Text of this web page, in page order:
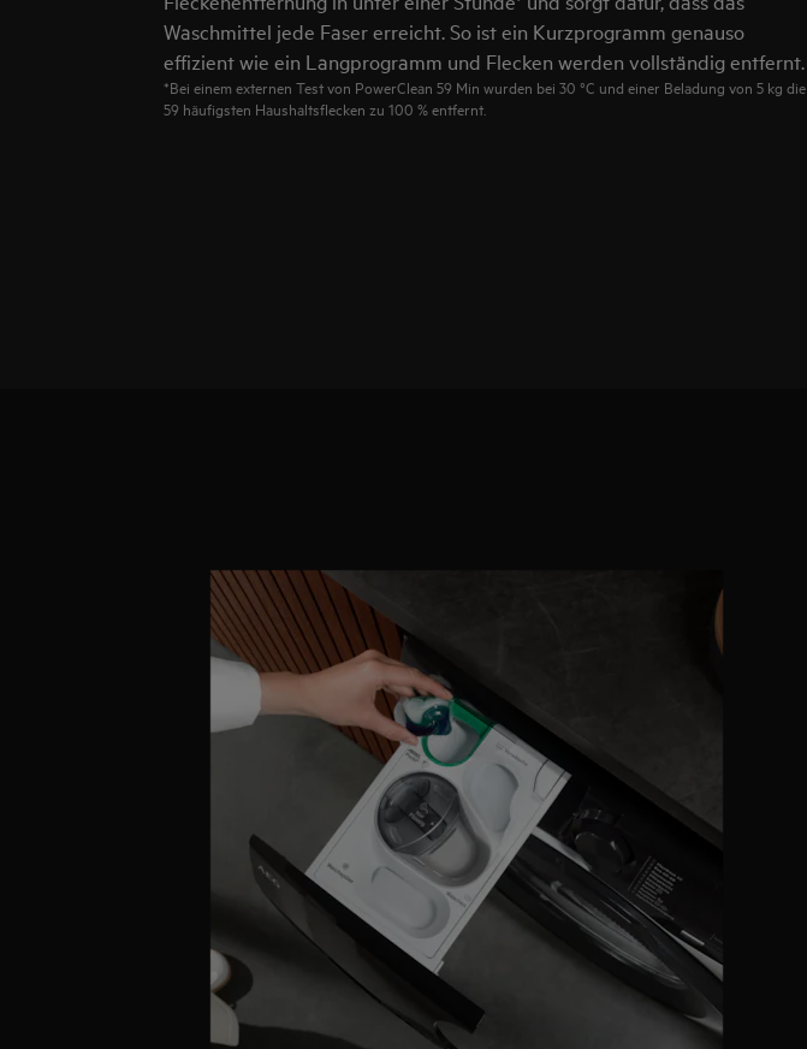
Waschmittel jede Faser erreicht. So ist ein Kurzprogramm genauso
effizient wie ein Langprogramm und Flecken werden vollständig entfernt.
*Bei einem externen Test von PowerClean 59 Min wurden bei 30 °C und einer Beladung von 5 kg die
59 häufigsten Haushaltsflecken zu 100 % entfernt.